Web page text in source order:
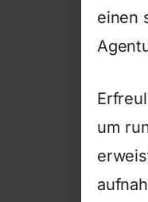
einen
um